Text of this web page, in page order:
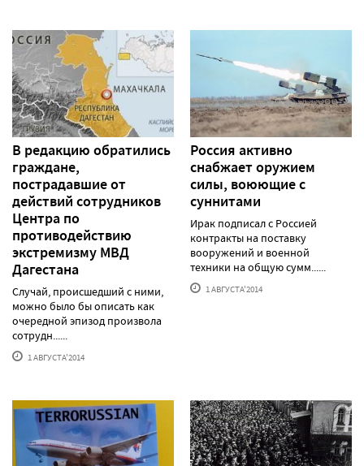
В редакцию обратились
граждане,
пострадавшие от
действий сотрудников
Центра по
противодействию
экстремизму МВД
Дагестана
Случай, происшедший с ними,
можно было бы описать как
очередной эпизод произвола
сотрудн......
1 АВГУСТА'2014
Россия активно
снабжает оружием
силы, воюющие с
суннитами
Ирак подписал с Россией
контракты на поставку
вооружений и военной
техники на общую сумм......
1 АВГУСТА'2014